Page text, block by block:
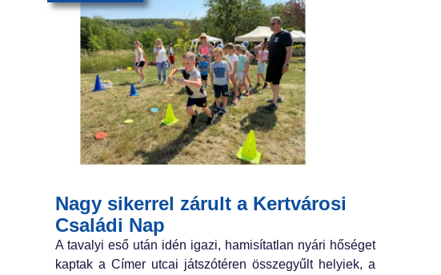
Nagy sikerrel zárult a Kertvárosi
Családi Nap
A tavalyi eső után idén igazi, hamisítatlan nyári hőséget
kaptak a Címer utcai játszótéren összegyűlt helyiek, a